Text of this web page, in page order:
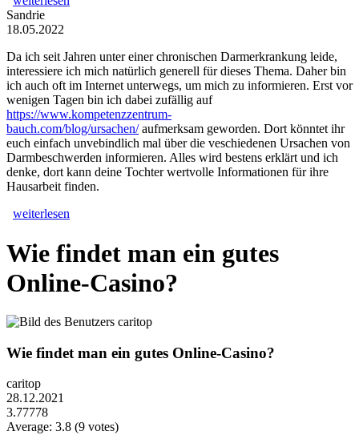
Sandrie
18.05.2022
Da ich seit Jahren unter einer chronischen Darmerkrankung leide,
interessiere ich mich natürlich generell für dieses Thema. Daher bin
ich auch oft im Internet unterwegs, um mich zu informieren. Erst vor
wenigen Tagen bin ich dabei zufällig auf
https://www.kompetenzzentrum-
bauch.com/blog/ursachen/aufmerksam geworden. Dort könntet ihr
euch einfach unvebindlich mal über die veschiedenen Ursachen von
Darmbeschwerden informieren. Alles wird bestens erklärt und ich
denke, dort kann deine Tochter wertvolle Informationen für ihre
Hausarbeit finden.
weiterlesen
Wie findet man ein gutes
Online-Casino?
Wie findet man ein gutes Online-Casino?
caritop
28.12.2021
3.77778
Average: 3.8 (9 votes)